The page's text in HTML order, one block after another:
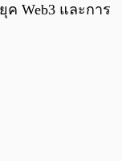
Web3 และการ